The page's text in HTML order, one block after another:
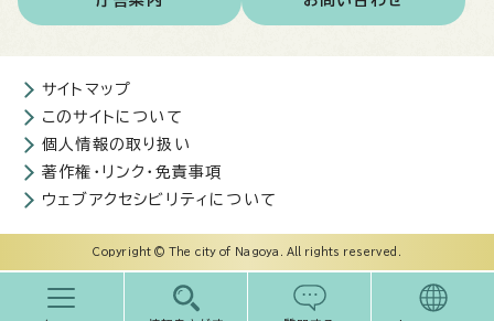
サイトマップ
このサイトについて
個人情報の取り扱い
著作権・リンク・免責事項
ウェブアクセシビリティについて
Copyright © The city of Nagoya. All rights reserved.